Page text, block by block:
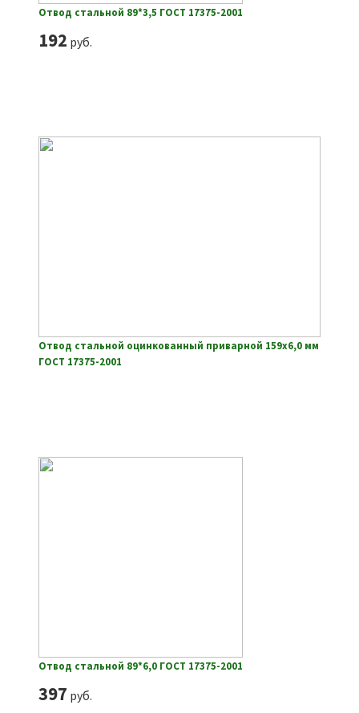
Отвод стальной 89*3,5 ГОСТ 17375-2001
192 руб.
Отвод стальной оцинкованный приварной 159х6,0 мм
ГОСТ 17375-2001
Отвод стальной 89*6,0 ГОСТ 17375-2001
397 руб.